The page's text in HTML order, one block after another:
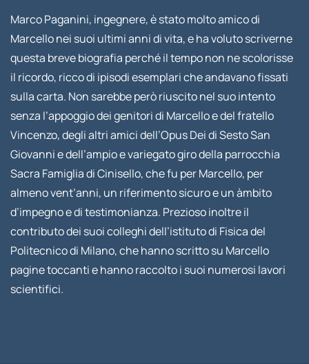
Marco Paganini, ingegnere, è stato molto amico di
Marcello nei suoi ultimi anni di vita, e ha voluto scriverne
questa breve biografia perché il tempo non ne scolorisse
il ricordo, ricco di ipisodi esemplari che andavano fissati
sulla carta. Non sarebbe però riuscito nel suo intento
senza l’appoggio dei genitori di Marcello e del fratello
Vincenzo, degli altri amici dell’Opus Dei di Sesto San
Giovanni e dell’ampio e variegato giro della parrocchia
Sacra Famiglia di Cinisello, che fu per Marcello, per
almeno vent’anni, un riferimento sicuro e un àmbito
d’impegno e di testimonianza. Prezioso inoltre il
contributo dei suoi colleghi dell’istituto di Fisica del
Politecnico di Milano, che hanno scritto su Marcello
pagine toccanti e hanno raccolto i suoi numerosi lavori
scientifici.